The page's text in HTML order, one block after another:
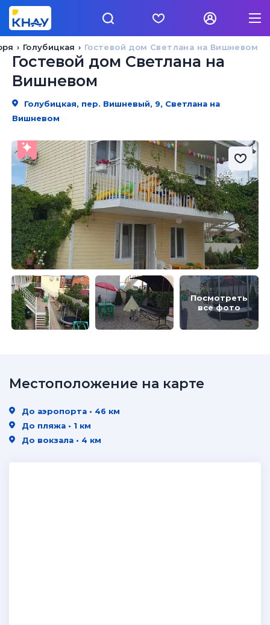
Гостевой дом Светлана на Вишневом
Голубицкая
Гостевой дом Светлана на
Вишневом
Голубицкая, пер. Вишневый, 9, Светлана на
Вишневом
Посмотреть
все фото
Местоположение на карте
До аэропорта • 46 км
До пляжа • 1 км
До вокзала • 4 км